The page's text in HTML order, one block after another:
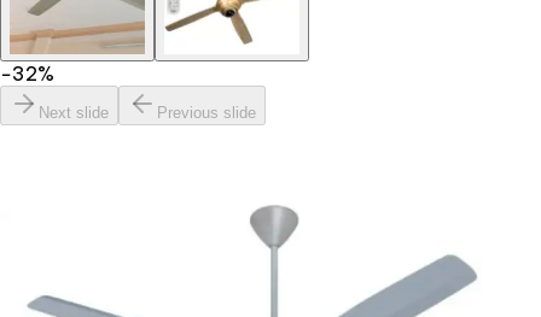
−32%
Next slide Previous slide